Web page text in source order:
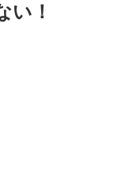
い！